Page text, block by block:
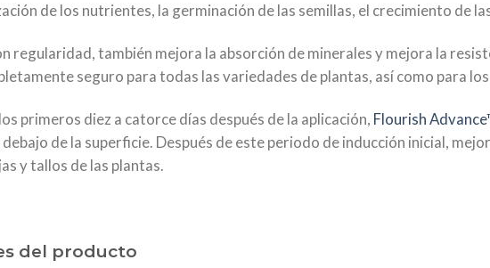
de los nutrientes, la germinación de las semillas, el crecimiento de
regularidad, también mejora la absorción de minerales y mejora la
seguro para todas las variedades de plantas, así como para
primeros diez a catorce días después de la aplicación, Flourish
de la superficie. Después de este periodo de inducción inicial,
y tallos de las plantas.
del producto